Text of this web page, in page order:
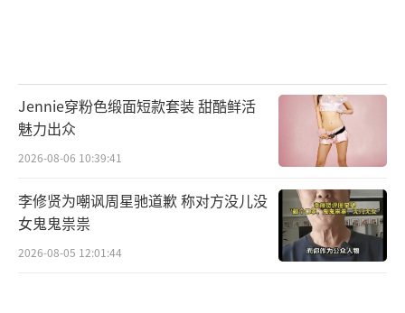
Jennie穿粉色缎面短款套装 甜酷鲜活
魅力出众
2026-08-06 10:39:41
李修贤为嘲讽周星驰道歉 称对方没儿没
女鬼鬼祟祟
2026-08-05 12:01:44